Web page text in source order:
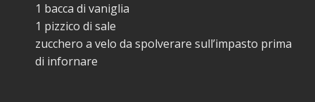
1 bacca di vaniglia
1 pizzico di sale
zucchero a velo da spolverare sull’impasto prima
di infornare